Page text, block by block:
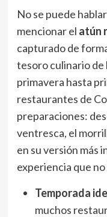
No se puede
mencionar el atún
capturado de
tesoro culinario de
primavera hasta
restaurantes de
preparaciones:
ventresca, el
en su versión más
experiencia que
Temporada
muchos